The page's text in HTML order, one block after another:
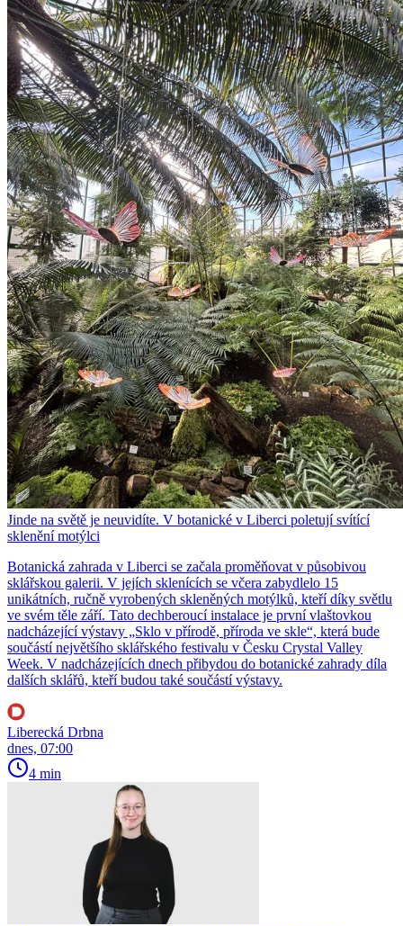
Jinde na světě je neuvidíte. V botanické v Liberci poletují svítící
sklenění motýlci
Botanická zahrada v Liberci se začala proměňovat v působivou
sklářskou galerii. V jejích sklenících se včera zabydlelo 15
unikátních, ručně vyrobených skleněných motýlků, kteří díky světlu
ve svém těle září. Tato dechberoucí instalace je první vlaštovkou
nadcházející výstavy „Sklo v přírodě, příroda ve skle“, která bude
součástí největšího sklářského festivalu v Česku Crystal Valley
Week. V nadcházejících dnech přibydou do botanické zahrady díla
dalších sklářů, kteří budou také součástí výstavy.
Liberecká Drbna
dnes, 07:00
4 min